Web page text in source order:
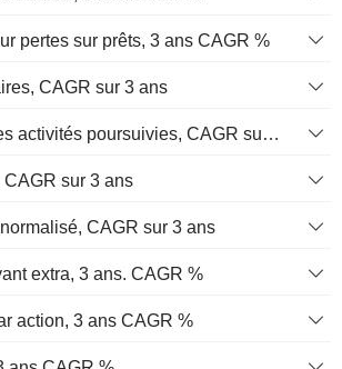
pertes sur prêts, 3 ans CAGR %
CAGR sur 3 ans
Bénéfices des activités poursuivies, CAGR sur 3 ans
CAGR sur 3 ans
CAGR sur 3 ans
extra, 3 ans. CAGR %
action, 3 ans CAGR %